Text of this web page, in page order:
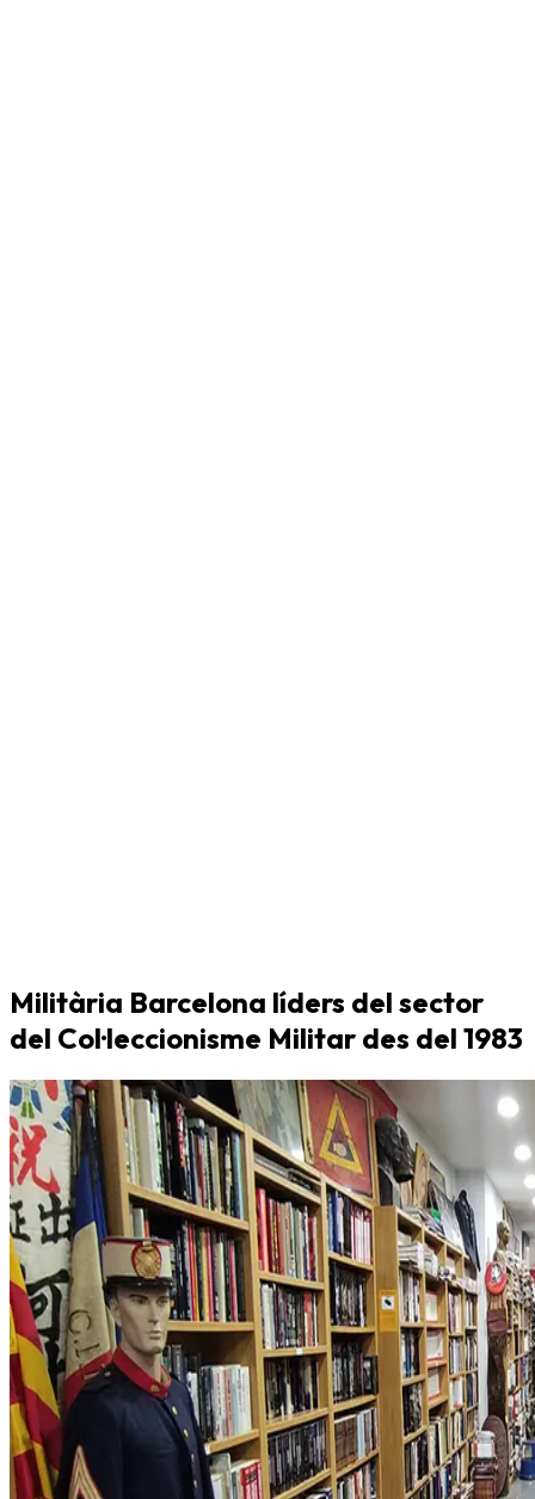
Militària Barcelona líders del sector
del Col·leccionisme Militar des del 1983